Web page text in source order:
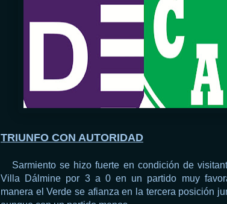
TRIUNFO CON AUTORIDAD
Sarmiento se hizo fuerte en condición de
Villa Dálmine por 3 a 0 en un partido muy
manera el Verde se afianza en la tercera posición